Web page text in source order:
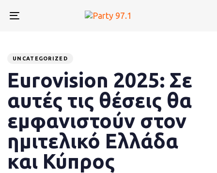
links
content
Toggle
UNCATEGORIZED
Eurovision 2025: Σε
αυτές τις θέσεις θα
εμφανιστούν στον
ημιτελικό Ελλάδα
και Κύπρος